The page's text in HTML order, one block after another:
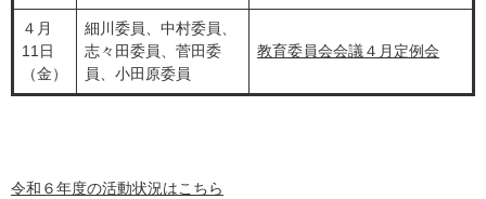
４月
11日
（金）
細川委員、中村委員、
志々田委員、菅田委
員、小田原委員
教育委員会会議４月定例会
令和６年度の活動状況はこちら